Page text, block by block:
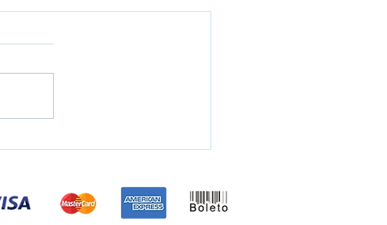
Coleção Balão Box Ateliê dos